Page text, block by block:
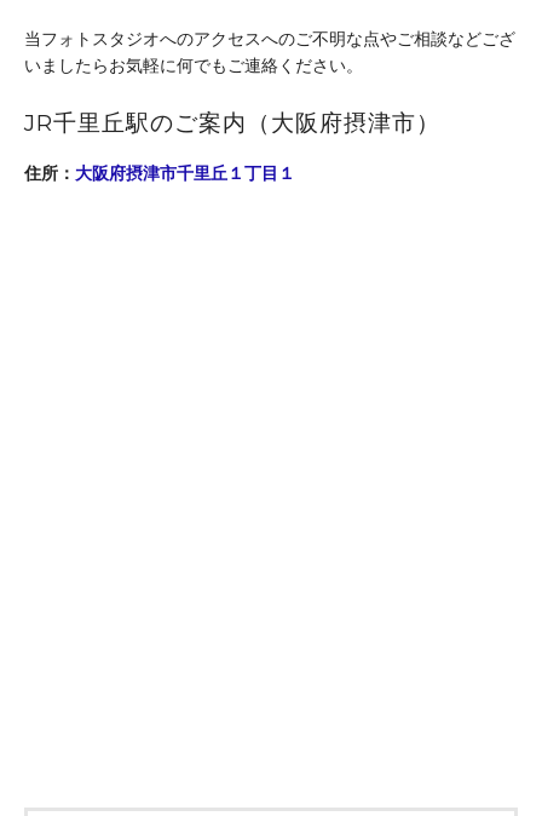
当フォトスタジオへのアクセスへのご不明な点やご相談などござ
いましたらお気軽に何でもご連絡ください。
JR千里丘駅のご案内（大阪府摂津市）
住所： 大阪府摂津市千里丘１丁目１